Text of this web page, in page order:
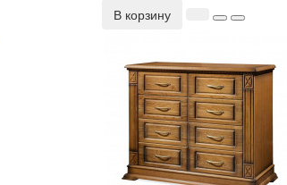
В корзину